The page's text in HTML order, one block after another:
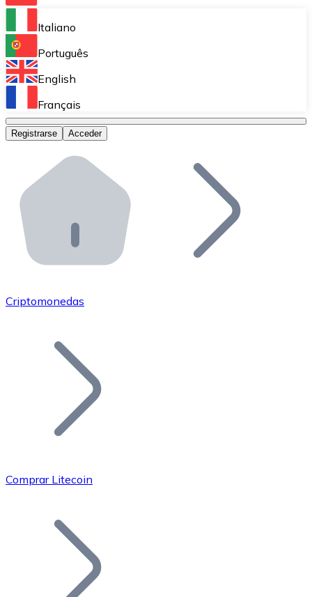
Bitnovo Ramp
Integra nuestra solución en tu plataforma.
Bitnovo Giftcards
Bitnovo OTC
Bitnovo ATM
Integra un ATM Bitnovo en tu negocio y permite que
Bitnovo API
Integra nuestra API en tu ecosistema.
Únete a nuestra red de distribuidores.
Añade tu proyecto a nuestro ecosistema.
Bitcoin
Italiano
Português
English
Français
Registrarse Acceder
Criptomonedas
Comprar Litecoin